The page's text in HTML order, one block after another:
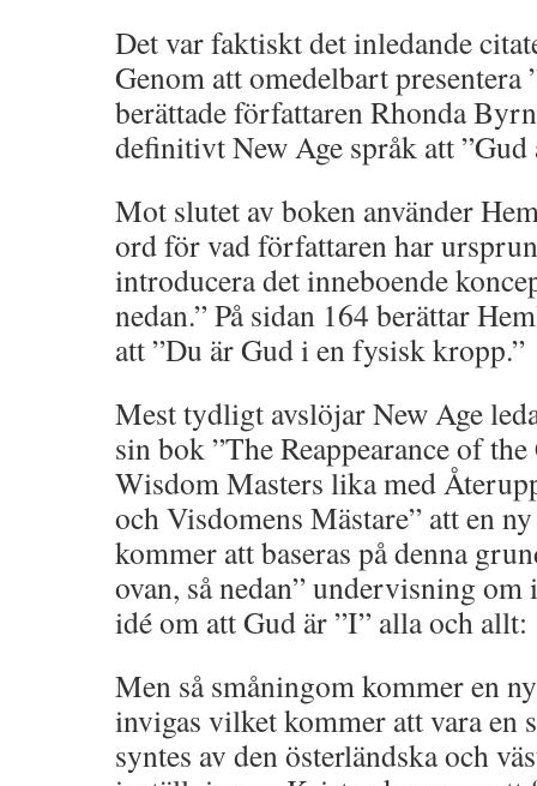
Det var faktiskt det inledande
Genom att omedelbart presentera
berättade författaren Rhonda
definitivt New Age språk att
Mot slutet av boken använder
ord för vad författaren har
introducera det inneboende
nedan.” På sidan 164 berättar
att ”Du är Gud i en fysisk kropp.”
Mest tydligt avslöjar New Age
sin bok ”The Reappearance of
Wisdom Masters lika med
och Visdomens Mästare” att en
kommer att baseras på denna
ovan, så nedan” undervisning om
idé om att Gud är ”I” alla och allt:
Men så småningom kommer en
invigas vilket kommer att vara en
syntes av den österländska och